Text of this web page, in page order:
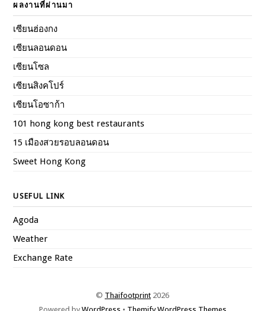
ผลงานที่ผ่านมา
เซียนฮ่องกง
เซียนลอนดอน
เซียนโซล
เซียนสิงคโปร์
เซียนโอซาก้า
101 hong kong best restaurants
15 เมืองสวยรอบลอนดอน
Sweet Hong Kong
USEFUL LINK
Agoda
Weather
Exchange Rate
© Thaifootprint 2026